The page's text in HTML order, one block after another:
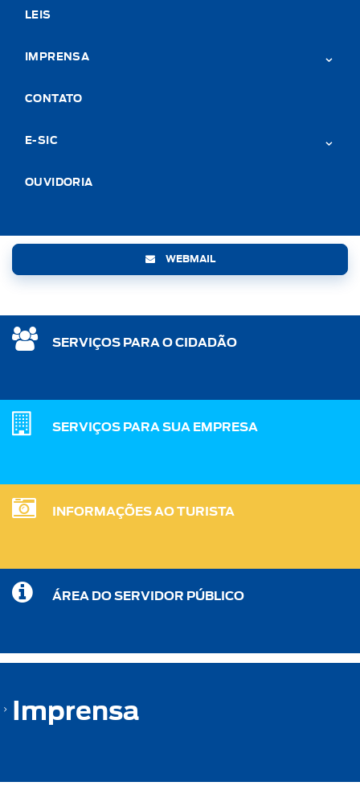
LEIS
IMPRENSA
CONTATO
E-SIC
OUVIDORIA
WEBMAIL
SERVIÇOS PARA O CIDADÃO
SERVIÇOS PARA SUA EMPRESA
INFORMAÇÕES AO TURISTA
ÁREA DO SERVIDOR PÚBLICO
Imprensa